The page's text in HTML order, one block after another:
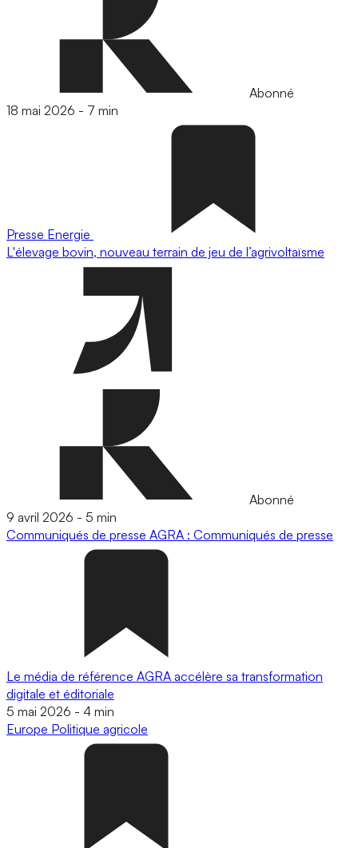
Abonné
18 mai 2026 - 7 min
Presse Energie
L'élevage bovin, nouveau terrain de jeu de l’agrivoltaïsme
Abonné
9 avril 2026 - 5 min
Communiqués de presse AGRA : Communiqués de presse
Le média de référence AGRA accélère sa transformation
digitale et éditoriale
5 mai 2026 - 4 min
Europe Politique agricole